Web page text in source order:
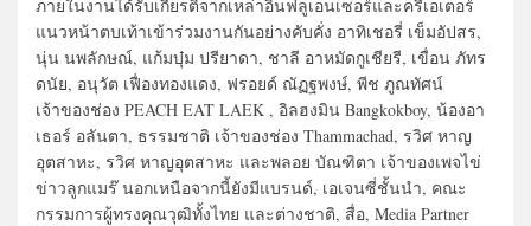
ภายในงานได้รับเกียรติจากเหล่าอินฟลูเอนเซอร์และครีเอเตอร์
แนวหน้าตบเท้าเข้าร่วมงานกันอย่างคับคั่ง อาทิเชอรี่ เข็มอัปสร,
นุ่น นพลักษณ์, แก้มบุ๋ม ปรียาดา, ชาลี อาหมัดกูเชียรี, เขื่อน ภัทร
ดนัย, อนุวัต เฟื่องทองแดง, ฟรอยด์ ณัฏฐพงษ์, พีช ภูณทัศน์
เจ้าของช่อง PEACH EAT LAEK , อิลฮงมิน Bangkokboy, น้องอา
เธอร์ อลันตา, ธรรมชาติ เจ้าของช่อง Thammachad, รวิศ หาญ
อุตสาหะ, รวิศ หาญอุตสาหะ และพลอย บัณฑิตา เจ้าของเพจไข่
ข่าวลูกแมร๊ นอกเหนือจากนี้ยังมีแบรนด์, เอเจนซี่ชั้นนำ, คณะ
กรรมการผู้ทรงคุณวุฒิทั้งไทย และต่างชาติ, สื่อ, Media Partner